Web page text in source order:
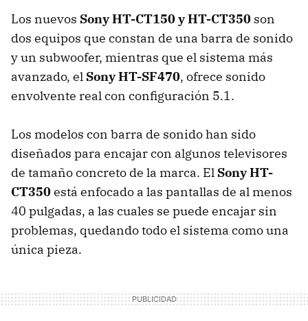
Los nuevos Sony HT-CT150 y HT-CT350 son
dos equipos que constan de una barra de sonido
y un subwoofer, mientras que el sistema más
avanzado, el Sony HT-SF470, ofrece sonido
envolvente real con configuración 5.1.
Los modelos con barra de sonido han sido
diseñados para encajar con algunos televisores
de tamaño concreto de la marca. El Sony HT-
CT350está enfocado a las pantallas de al menos
40 pulgadas, a las cuales se puede encajar sin
problemas, quedando todo el sistema como una
única pieza.